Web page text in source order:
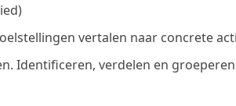
vertalen naar concrete
Identificeren, verdelen en